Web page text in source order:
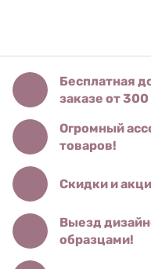
Бесплатная
заказе от
Огромный
товаров!
Скидки и
Выезд
образцами!